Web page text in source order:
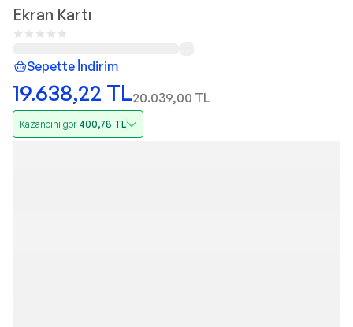
Ekran Kartı
Sepette İndirim
19.638,22 TL20.039,00 TL
Kazancını gör 400,78 TL